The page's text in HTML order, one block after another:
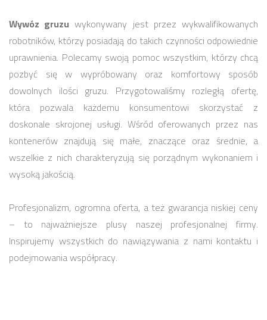
Wywóz gruzu wykonywany jest przez wykwalifikowanych
robotników, którzy posiadają do takich czynności odpowiednie
uprawnienia. Polecamy swoją pomoc wszystkim, którzy chcą
pozbyć się w wypróbowany oraz komfortowy sposób
dowolnych ilości gruzu. Przygotowaliśmy rozległą ofertę,
która pozwala każdemu konsumentowi skorzystać z
doskonale skrojonej usługi. Wśród oferowanych przez nas
kontenerów znajdują się małe, znaczące oraz średnie, a
wszelkie z nich charakteryzują się porządnym wykonaniem i
wysoką jakością.
Profesjonalizm, ogromna oferta, a też gwarancja niskiej ceny
– to najważniejsze plusy naszej profesjonalnej firmy.
Inspirujemy wszystkich do nawiązywania z nami kontaktu i
podejmowania współpracy.